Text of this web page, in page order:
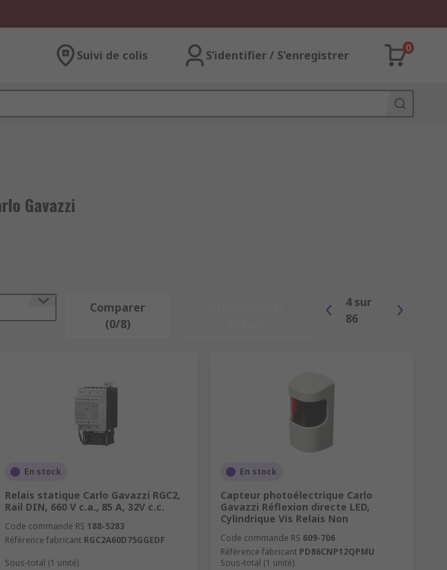
Suivi de colis S’identifier / S'enregistrer
0
Gavazzi
Comparer
(0/8)
4 sur
86
En stock
Relais statique Carlo Gavazzi RGC2,
Rail DIN, 660 V c.a., 85 A, 32V c.c.
Code commande RS 188-5283
Référence fabricant RGC2A60D75GGEDF
Sous-total (1 unité)
En stock
Capteur photoélectrique Carlo
Gavazzi Réflexion directe LED,
Cylindrique Vis Relais Non
Code commande RS 609-706
Référence fabricant PD86CNP12QPMU
Sous-total (1 unité)